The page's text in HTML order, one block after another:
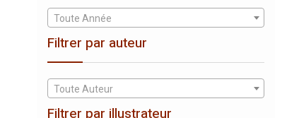
Toute Année
Filtrer par auteur
Toute Auteur
Filtrer par illustrateur